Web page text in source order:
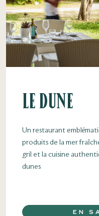
Le Dune
Un restaurant
produits de la mer
gril et la cuisine
dunes
EN